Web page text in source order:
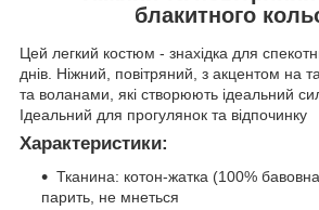
блакитного
Цей легкий костюм - знахідка для
днів. Ніжний, повітряний, з акцентом на
та воланами, які створюють ідеальний
Ідеальний для прогулянок та відпочинку
Характеристики:
Тканина: котон-жатка (100%
парить, не мнеться